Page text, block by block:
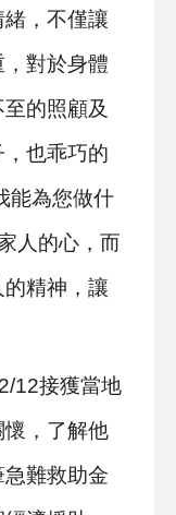
，不僅讓
對於身體
的照顧及
也乖巧的
能為您做什
人的心，而
精神，讓
12接獲當地
，了解他
難救助金